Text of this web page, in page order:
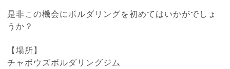
是非この機会にボルダリングを初めてはいかがでしょ
うか？
【場所】
チャボウズボルダリングジム